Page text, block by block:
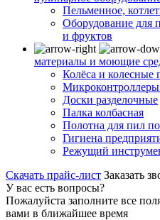
Пельменное,
Оборудование для
и фруктов
материалы и моющие
Колёса и колесные
Микроконтроллеры
Доски разделочные
Палка колбасная
Полотна для пил
Гигиена
Режущий
Скачать прайс-лист Заказать
У вас есть вопросы?
Пожалуйста заполните все
вами в ближайшее время